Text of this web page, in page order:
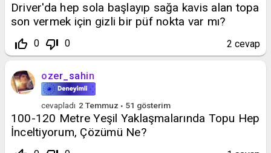
Driver'da hep sola başlayıp sağa kavis alan topa
son vermek için gizli bir püf nokta var mı?
thumb_up_off_alt 0 thumb_down_off_alt 0 2 cevap
ozer_sahin
cevapladı 2 Temmuz 51 gösterim
100-120 Metre Yeşil Yaklaşmalarında Topu Hep
İnceltiyorum, Çözümü Ne?